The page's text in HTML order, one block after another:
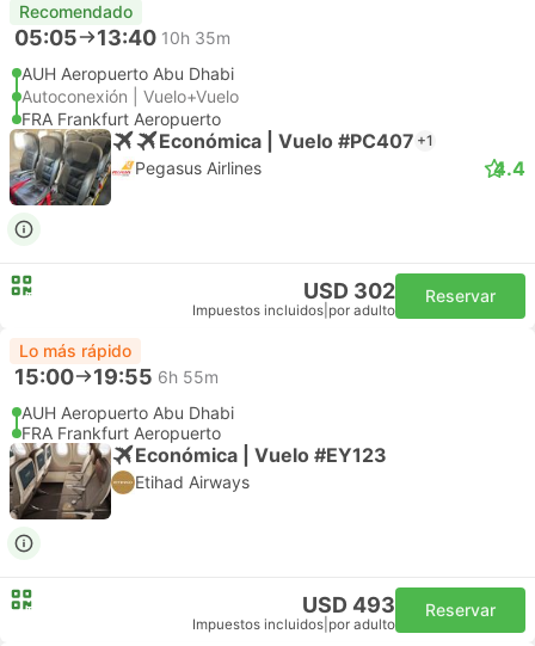
Recomendado
05:05 13:40 10h 35m
AUH Aeropuerto Abu Dhabi
Autoconexión | Vuelo+Vuelo
FRA Frankfurt Aeropuerto
Económica | Vuelo #PC407 +1
Pegasus Airlines 4.4
USD 302
Impuestos incluidos por adulto
Reservar
Lo más rápido
15:00 19:55 6h 55m
AUH Aeropuerto Abu Dhabi
FRA Frankfurt Aeropuerto
Económica | Vuelo #EY123
Etihad Airways
USD 493
Impuestos incluidos por adulto
Reservar